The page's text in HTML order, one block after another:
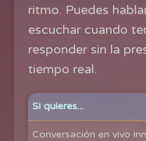
ritmo. Puedes
escuchar cuando
responder sin la
tiempo real.
Si quieres...
Conversación en vivo